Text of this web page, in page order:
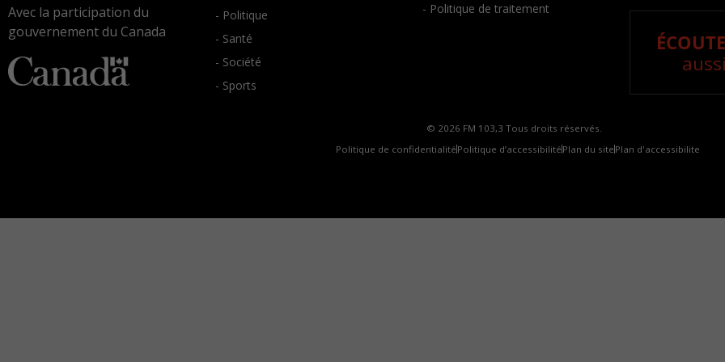
Avec la participation du
gouvernement du Canada
- Politique
- Santé
- Société
- Sports
- Politique de traitement
© 2026 FM 103,3 Tous droits réservés.
Politique de confidentialité Politique d’accessibilité Plan du site Plan d'accessibilite